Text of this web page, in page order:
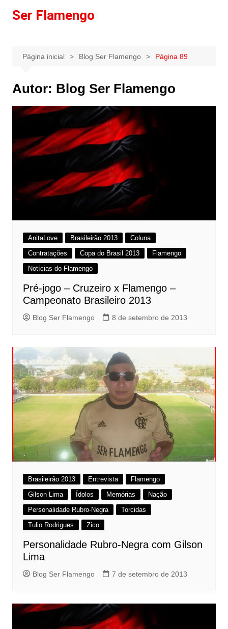
paraSer Flamengo
Página inicial Blog Ser Flamengo Página 89
Autor: Blog Ser Flamengo
AnitaLove Brasileirão 2013
Coluna
Contratações
Copa do Brasil 2013
Flamengo
Notícias do Flamengo
Pré-jogo – Cruzeiro x Flamengo –
Campeonato Brasileiro 2013
Blog Ser Flamengo 8 de setembro de 2013
Brasileirão 2013 Entrevista
Flamengo
Gilson Lima
Ídolos Memórias
Nação
Personalidade Rubro-Negra
Torcidas
Tulio Rodrigues
Zico
Personalidade Rubro-Negra com Gilson
Lima
Blog Ser Flamengo 7 de setembro de 2013